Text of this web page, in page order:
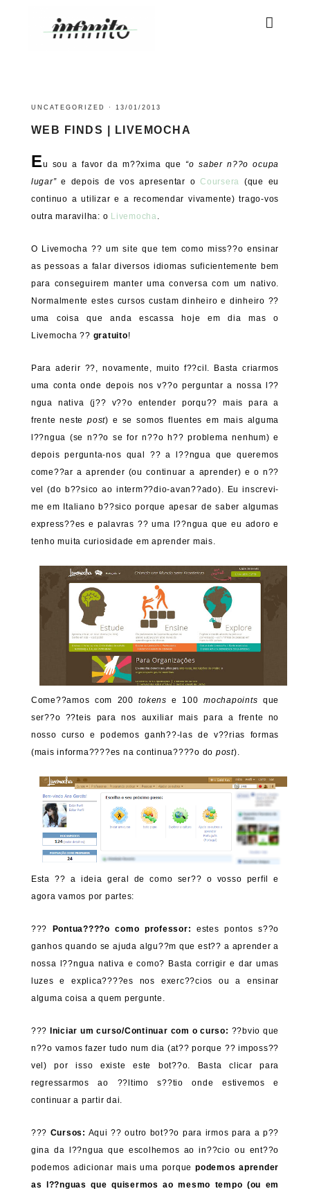
UNCATEGORIZED · 13/01/2013
WEB FINDS | LIVEMOCHA
Eu sou a favor da m??xima que “o saber n??o ocupa
lugar”e depois de vos apresentar oCoursera (que eu
continuo a utilizar e a recomendar vivamente) trago-vos
outra maravilha: o Livemocha.
O Livemocha ?? um site que tem como miss??o ensinar
as pessoas a falar diversos idiomas suficientemente bem
para conseguirem manter uma conversa com um nativo.
Normalmente estes cursos custam dinheiro e dinheiro ??
uma coisa que anda escassa hoje em dia mas o
Livemocha ?? gratuito!
Para aderir ??, novamente, muito f??cil. Basta criarmos
uma conta onde depois nos v??o perguntar a nossa l??
ngua nativa (j?? v??o entender porqu?? mais para a
frente nestepost) e se somos fluentes em mais alguma
l??ngua (se n??o se for n??o h?? problema nenhum) e
depois pergunta-nos qual ?? a l??ngua que queremos
come??ar a aprender (ou continuar a aprender) e o n??
vel (do b??sico ao interm??dio-avan??ado). Eu inscrevi-
me em Italiano b??sico porque apesar de saber algumas
express??es e palavras ?? uma l??ngua que eu adoro e
tenho muita curiosidade em aprender mais.
Come??amos com 200tokens e 100mochapoints que
ser??o ??teis para nos auxiliar mais para a frente no
nosso curso e podemos ganh??-las de v??rias formas
(mais informa????es na continua????o do post).
Esta ?? a ideia geral de como ser?? o vosso perfil e
agora vamos por partes:
??? Pontua????o como professor: estes pontos s??o
ganhos quando se ajuda algu??m que est?? a aprender a
nossa l??ngua nativa e como? Basta corrigir e dar umas
luzes e explica????es nos exerc??cios ou a ensinar
alguma coisa a quem pergunte.
??? Iniciar um curso/Continuar com o curso: ??bvio que
n??o vamos fazer tudo num dia (at?? porque ?? imposs??
vel) por isso existe este bot??o. Basta clicar para
regressarmos ao ??ltimo s??tio onde estivemos e
continuar a partir dai.
??? Cursos: Aqui ?? outro bot??o para irmos para a p??
gina da l??ngua que escolhemos ao in??cio ou ent??o
podemos adicionar mais uma porquepodemos aprender
as l??nguas que quisermos ao mesmo tempo (ou em